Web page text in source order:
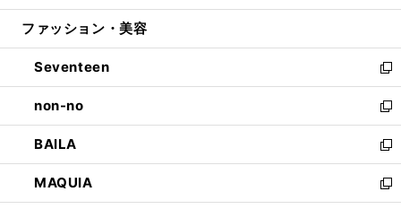
開
ウ
開
く
ン
ウ
で
開
く
ウ
ン
ド
ウ
で
開
く
ファッション・美容
Seventeen
新
し
い
ウ
ィ
ン
ド
ウ
non-no
新
し
い
ウ
ィ
ン
BAILA
新
し
い
ウ
MAQUIA
新
し